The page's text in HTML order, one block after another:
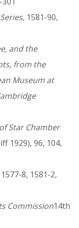
, 1581-90,
and the
from the
Museum at
Star Chamber
1929), 96, 104,
8, 1581-2,
Commission14th